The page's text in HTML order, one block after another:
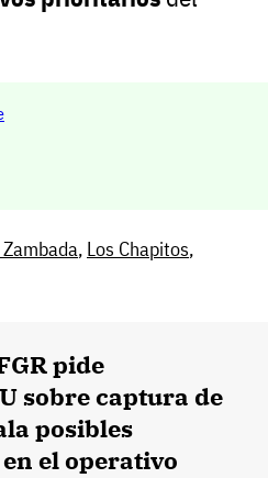
, Los Chapitos,
pide
sobre captura de
posibles
el operativo